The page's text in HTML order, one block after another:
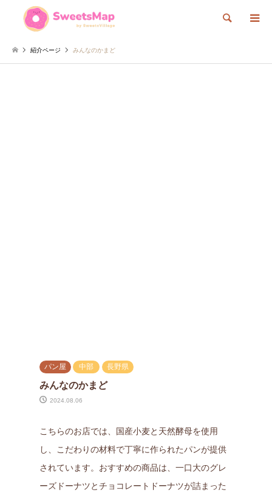
検索
紹介ページ みんなのかまど
パン屋 中部 長野県
みんなのかまど
2024.08.06
こちらのお店では、国産小麦と天然酵母を使用
し、こだわりの材料で丁寧に作られたパンが提供
されています。おすすめの商品は、一口大のグレ
ーズドーナツとチョコレートドーナツが詰まった